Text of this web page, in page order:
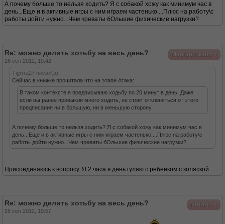
А почему больше то нельзя ходить? Я с собакой хожу как минимум час в
день...Еще и в активные игры с ним играем частенько....Плюс на работу\с
работы дойти нужно...Чем чреваты бОльшие физические нагрузки?
Маргаритка86
Re: можно делить хотьбу на весь день?
26 сен 2012, 10:42
Tigrrra27 писал(а):
Сейчас в книжке прочитала что на этапе Атака:
В таком контексте я предписываю ходьбу по 20 минут в день. Даже
если вы ранее привыкли много ходить, не стоит отклоняться от этого
предписания ни в большую, ни в меньшую сторону
А почему больше то нельзя ходить? Я с собакой хожу как минимум час в
день...Еще и в активные игры с ним играем частенько....Плюс на работу\с
работы дойти нужно...Чем чреваты бОльшие физические нагрузки?
Присоединяюсь к вопросу. Я 2 часа в день гуляю с ребенком с коляской
Nатали
Re: можно делить хотьбу на весь день?
26 сен 2012, 10:57